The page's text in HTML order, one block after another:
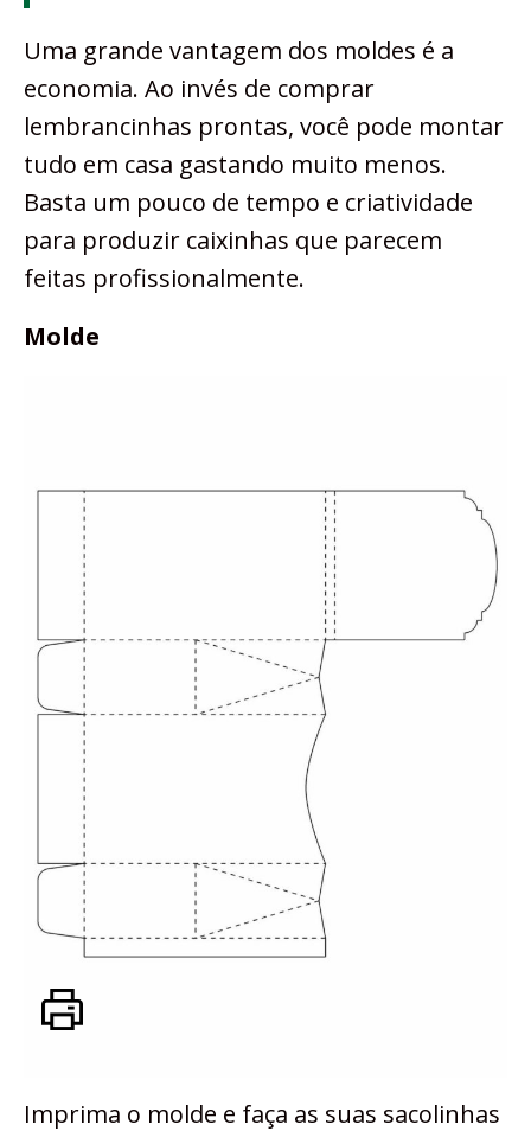
Uma grande vantagem dos moldes é a
economia. Ao invés de comprar
lembrancinhas prontas, você pode montar
tudo em casa gastando muito menos.
Basta um pouco de tempo e criatividade
para produzir caixinhas que parecem
feitas profissionalmente.
Molde
Imprima o molde e faça as suas sacolinhas